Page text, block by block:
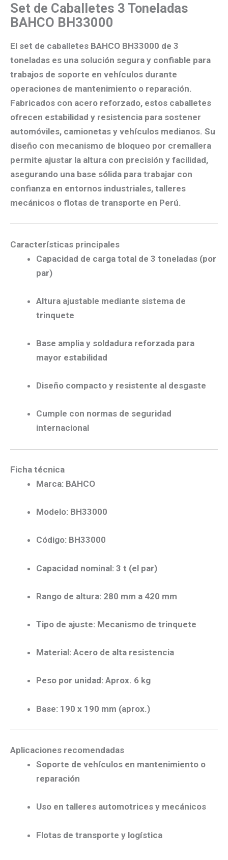
Set de Caballetes 3 Toneladas
BAHCO BH33000
El set de caballetes BAHCO BH33000 de 3
toneladas es una solución segura y confiable para
trabajos de soporte en vehículos durante
operaciones de mantenimiento o reparación.
Fabricados con acero reforzado, estos caballetes
ofrecen estabilidad y resistencia para sostener
automóviles, camionetas y vehículos medianos. Su
diseño con mecanismo de bloqueo por cremallera
permite ajustar la altura con precisión y facilidad,
asegurando una base sólida para trabajar con
confianza en entornos industriales, talleres
mecánicos o flotas de transporte en Perú.
Características principales
Capacidad de carga total de 3 toneladas (por
par)
Altura ajustable mediante sistema de
trinquete
Base amplia y soldadura reforzada para
mayor estabilidad
Diseño compacto y resistente al desgaste
Cumple con normas de seguridad
internacional
Ficha técnica
Marca: BAHCO
Modelo: BH33000
Código: BH33000
Capacidad nominal: 3 t (el par)
Rango de altura: 280 mm a 420 mm
Tipo de ajuste: Mecanismo de trinquete
Material: Acero de alta resistencia
Peso por unidad: Aprox. 6 kg
Base: 190 x 190 mm (aprox.)
Aplicaciones recomendadas
Soporte de vehículos en mantenimiento o
reparación
Uso en talleres automotrices y mecánicos
Flotas de transporte y logística